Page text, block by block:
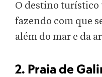
O destino turístico
fazendo com que
além do mar e da
2. Praia de